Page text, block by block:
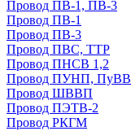
Провод ПВ-1, ПВ-3
Провод ПВ-1
Провод ПВ-3
Провод ПВС, ТТР
Провод ПНСВ 1,2
Провод ПУНП, ПуВВ
Провод ШВВП
Провод ПЭТВ-2
Провод РКГМ